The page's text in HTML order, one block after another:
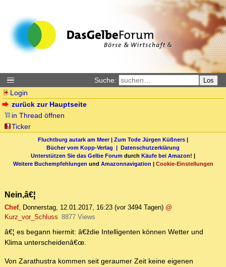
Suche: Los
Login
zurück zur Hauptseite
in Thread öffnen
Ticker
Fluchtburg autark am Meer| Zum Tode Jürgen Küßners |
Bücher vom Kopp-Verlag | Datenschutzerklärung
Unterstützen Sie das Gelbe Forum durch Käufe bei Amazon! |
Weitere Buchempfehlungen und Amazonnavigation | Cookie-Einstellungen
Nein,â€¦
Chef, Donnerstag, 12.01.2017, 16:23 (vor 3494 Tagen) @
Kurz_vor_Schluss 8877 Views
â€¦ es begann hiermit: â€ždie Intelligenten können Wetter und
Klima unterscheidenâ€œ.
Von Zarathustra kommen seit geraumer Zeit keine eigenen